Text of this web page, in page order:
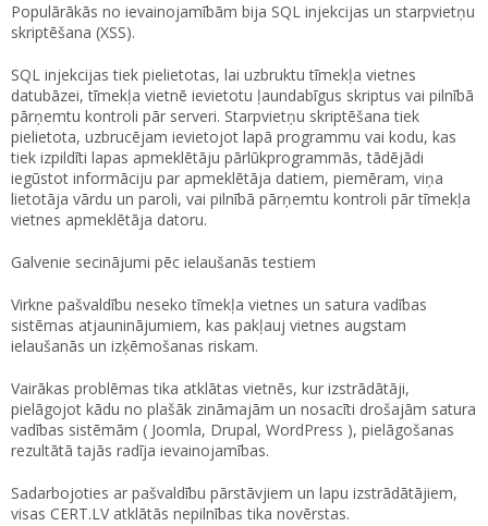
Populārākās no ievainojamībām bija SQL injekcijas un starpvietņu
skriptēšana (XSS).
SQL injekcijas tiek pielietotas, lai uzbruktu tīmekļa vietnes
datubāzei, tīmekļa vietnē ievietotu ļaundabīgus skriptus vai pilnībā
pārņemtu kontroli pār serveri. Starpvietņu skriptēšana tiek
pielietota, uzbrucējam ievietojot lapā programmu vai kodu, kas
tiek izpildīti lapas apmeklētāju pārlūkprogrammās, tādējādi
iegūstot informāciju par apmeklētāja datiem, piemēram, viņa
lietotāja vārdu un paroli, vai pilnībā pārņemtu kontroli pār tīmekļa
vietnes apmeklētāja datoru.
Galvenie secinājumi pēc ielaušanās testiem
Virkne pašvaldību neseko tīmekļa vietnes un satura vadības
sistēmas atjauninājumiem, kas pakļauj vietnes augstam
ielaušanās un izķēmošanas riskam.
Vairākas problēmas tika atklātas vietnēs, kur izstrādātāji,
pielāgojot kādu no plašāk zināmajām un nosacīti drošajām satura
vadības sistēmām ( Joomla, Drupal, WordPress ), pielāgošanas
rezultātā tajās radīja ievainojamības.
Sadarbojoties ar pašvaldību pārstāvjiem un lapu izstrādātājiem,
visas CERT.LV atklātās nepilnības tika novērstas.